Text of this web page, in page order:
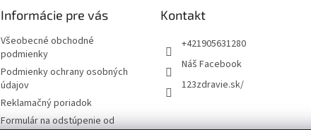
Informácie pre vás
Všeobecné obchodné
podmienky
Podmienky ochrany osobných
údajov
Reklamačný poriadok
Formulár na odstúpenie od
Kontakt
+421905631280
Náš Facebook
123zdravie.sk/